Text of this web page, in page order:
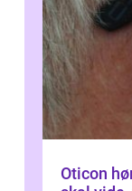
Oticon